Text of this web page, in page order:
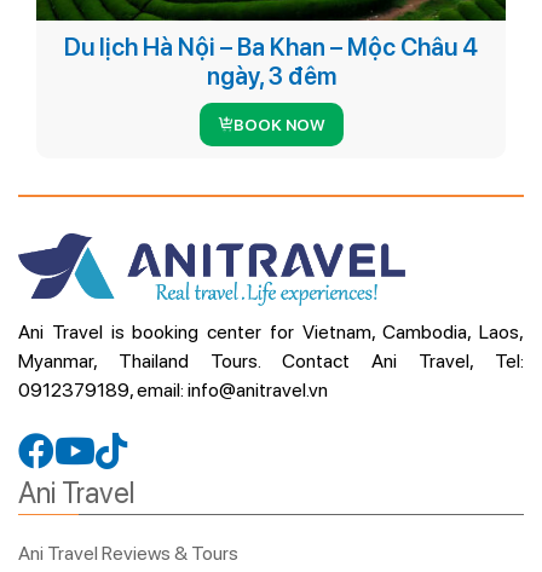
Du lịch Hà Nội – Ba Khan – Mộc Châu 4
ngày, 3 đêm
BOOK NOW
Ani Travel is booking center for Vietnam, Cambodia, Laos,
Myanmar, Thailand Tours. Contact Ani Travel, Tel:
0912379189, email: info@anitravel.vn
Ani Travel
Ani Travel Reviews & Tours